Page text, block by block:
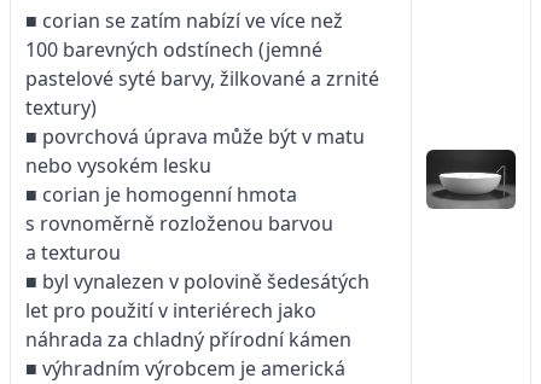
■ corian se zatím nabízí ve více než
100 barevných odstínech (jemné
pastelové syté barvy, žilkované a zrnité
textury)
■ povrchová úprava může být v matu
nebo vysokém lesku
■ corian je homogenní hmota
s rovnoměrně rozloženou barvou
a texturou
■ byl vynalezen v polovině šedesátých
let pro použití v interiérech jako
náhrada za chladný přírodní kámen
■ výhradním výrobcem je americká